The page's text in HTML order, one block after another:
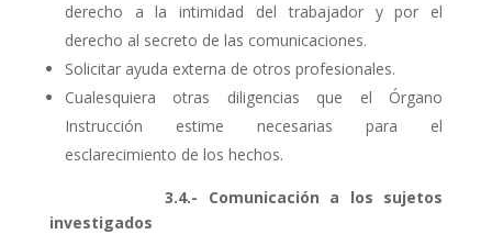
derecho a la intimidad del trabajador y por el
derecho al secreto de las comunicaciones.
Solicitar ayuda externa de otros profesionales.
Cualesquiera otras diligencias que el Órgano
Instrucción estime necesarias para el
esclarecimiento de los hechos.
3.4.- Comunicación a los sujetos
investigados